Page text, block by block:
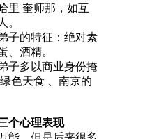
里 奎师那，如互
。
子的特征：绝对素
、酒精。
子多以商业身份掩
色天食 、南京的
个心理表现